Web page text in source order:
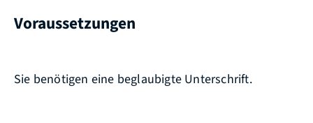
Voraussetzungen
Sie benötigen eine beglaubigte Unterschrift.